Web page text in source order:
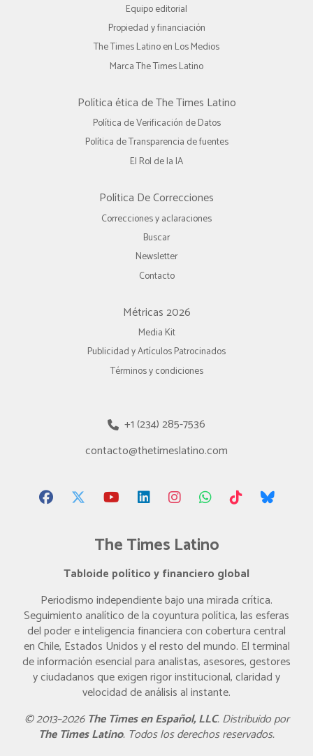
Equipo editorial
Propiedad y financiación
The Times Latino en Los Medios
Marca The Times Latino
Política ética de The Times Latino
Política de Verificación de Datos
Política de Transparencia de fuentes
El Rol de la IA
Política De Correcciones
Correcciones y aclaraciones
Buscar
Newsletter
Contacto
Métricas 2026
Media Kit
Publicidad y Artículos Patrocinados
Términos y condiciones
The Times Latino
Tabloide político y financiero global
Periodismo independiente bajo una mirada crítica.
Seguimiento analítico de la coyuntura política, las esferas
del poder e inteligencia financiera con cobertura central
en Chile, Estados Unidos y el resto del mundo. El terminal
de información esencial para analistas, asesores, gestores
y ciudadanos que exigen rigor institucional, claridad y
velocidad de análisis al instante.
© 2013–2026The Times en Español, LLC. Distribuido por
The Times Latino. Todos los derechos reservados.
+1 (234) 285-7536
contacto@thetimeslatino.com